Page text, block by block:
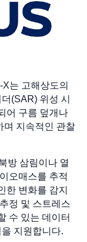
는 고해상도의
(SAR) 위성 시
어 구름 덮개나
며 지속적인 관찰
방 삼림이나 열
오매스를 추적
한 변화를 감지
정 및 스트레스
수 있는 데이터
지원합니다.